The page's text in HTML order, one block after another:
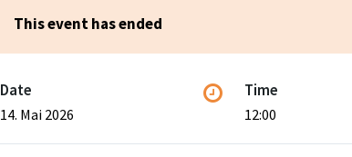
This event has ended
Date
14. Mai 2026
Time
12:00